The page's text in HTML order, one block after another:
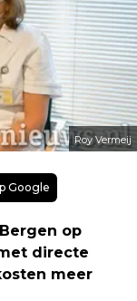
Roy Vermeij
Google
op
directe
meer